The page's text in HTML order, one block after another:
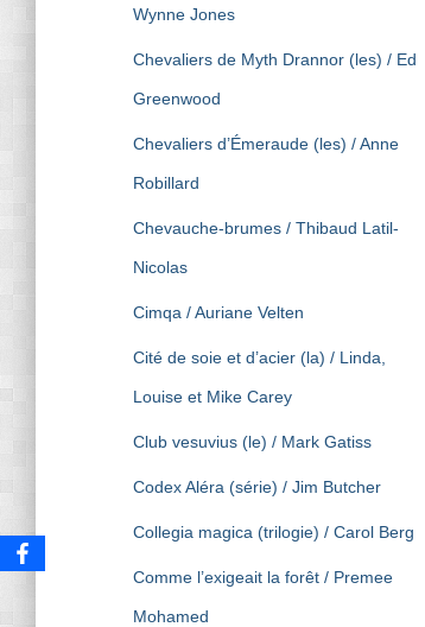
Wynne Jones
Chevaliers de Myth Drannor (les) / Ed
Greenwood
Chevaliers d’Émeraude (les) / Anne
Robillard
Chevauche-brumes / Thibaud Latil-
Nicolas
Cimqa / Auriane Velten
Cité de soie et d’acier (la) / Linda,
Louise et Mike Carey
Club vesuvius (le) / Mark Gatiss
Codex Aléra (série) / Jim Butcher
Collegia magica (trilogie) / Carol Berg
Comme l’exigeait la forêt / Premee
Mohamed